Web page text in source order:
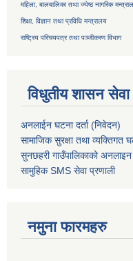
महिला, बालबालिका तथा ज्येष्ठ नागरिक
शिक्षा, विज्ञान तथा प्रविधि मन्त्रालय
राष्ट्रिय परिचयपत्र तथापञ्जीकरण विभाग
विधुतीय शासन सेवा
अनलाईन घटना दर्ता (निवेदन)
सामाजिक सुरक्षा तथा व्यक्तिगत
सुनछहरी गाउँपालिकाको अनलाइन
सामुहिकSMS सेवाप्रणाली
नमुना फारमहरु